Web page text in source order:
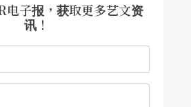
电子报，获取更多艺文资
讯！